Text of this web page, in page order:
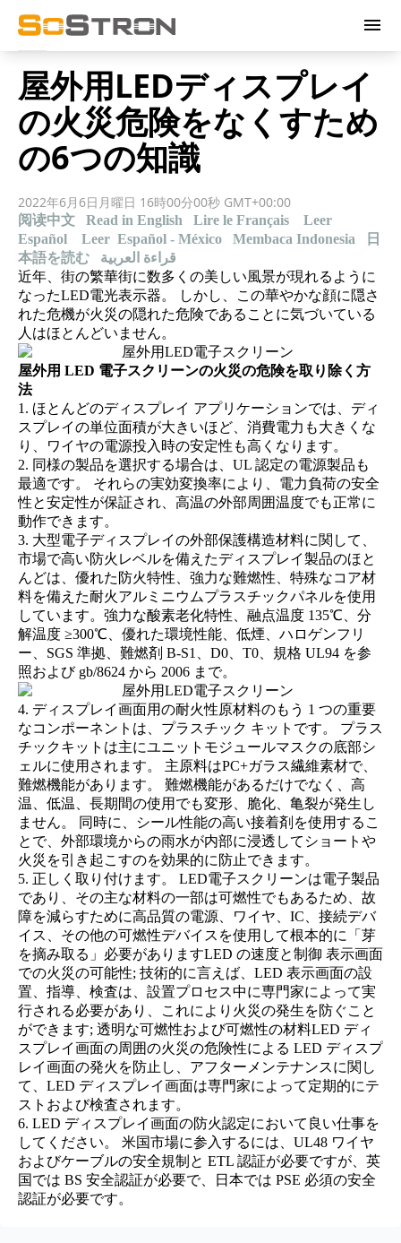
menu
屋外用LEDディスプレイ
の火災危険をなくすため
の6つの知識
2022年6月6日月曜日 16時00分00秒 GMT+00:00
阅读中文 Read in English Lire le Français
Leer
Español
Leer Español - México Membaca Indonesia
日
本語を読む
قراءة العربية
近年、街の繁華街に数多くの美しい風景が現れるように
なったLED電光表示器。 しかし、この華やかな顔に隠さ
れた危機が火災の隠れた危険であることに気づいている
人はほとんどいません。
屋外用 LED 電子スクリーンの火災の危険を取り除く方
法
1. ほとんどのディスプレイ アプリケーションでは、ディ
スプレイの単位面積が大きいほど、消費電力も大きくな
り、ワイヤの電源投入時の安定性も高くなります。
2. 同様の製品を選択する場合は、UL 認定の電源製品も
最適です。 それらの実効変換率により、電力負荷の安全
性と安定性が保証され、高温の外部周囲温度でも正常に
動作できます。
3. 大型電子ディスプレイの外部保護構造材料に関して、
市場で高い防火レベルを備えたディスプレイ製品のほと
んどは、優れた防火特性、強力な難燃性、特殊なコア材
料を備えた耐火アルミニウムプラスチックパネルを使用
しています。強力な酸素老化特性、融点温度 135℃、分
解温度 ≥300℃、優れた環境性能、低煙、ハロゲンフリ
ー、SGS 準拠、難燃剤 B-S1、D0、T0、規格 UL94 を参
照および gb/8624 から 2006 まで。
4. ディスプレイ画面用の耐火性原材料のもう 1 つの重要
なコンポーネントは、プラスチック キットです。 プラス
チックキットは主にユニットモジュールマスクの底部シ
ェルに使用されます。 主原料はPC+ガラス繊維素材で、
難燃機能があります。 難燃機能があるだけでなく、高
温、低温、長期間の使用でも変形、脆化、亀裂が発生し
ません。 同時に、シール性能の高い接着剤を使用するこ
とで、外部環境からの雨水が内部に浸透してショートや
火災を引き起こすのを効果的に防止できます。
5. 正しく取り付けます。 LED電子スクリーンは電子製品
であり、その主な材料の一部は可燃性でもあるため、故
障を減らすために高品質の電源、ワイヤ、IC、接続デバ
イス、その他の可燃性デバイスを使用して根本的に「芽
を摘み取る」必要がありますLED の速度と制御 表示画面
での火災の可能性; 技術的に言えば、LED 表示画面の設
置、指導、検査は、設置プロセス中に専門家によって実
行される必要があり、これにより火災の発生を防ぐこと
ができます; 透明な可燃性および可燃性の材料LED ディ
スプレイ画面の周囲の火災の危険性による LED ディスプ
レイ画面の発火を防止し、アフターメンテナンスに関し
て、LED ディスプレイ画面は専門家によって定期的にテ
ストおよび検査されます。
6. LED ディスプレイ画面の防火認定において良い仕事を
してください。 米国市場に参入するには、UL48 ワイヤ
およびケーブルの安全規制と ETL 認証が必要ですが、英
国では BS 安全認証が必要で、日本では PSE 必須の安全
認証が必要です。